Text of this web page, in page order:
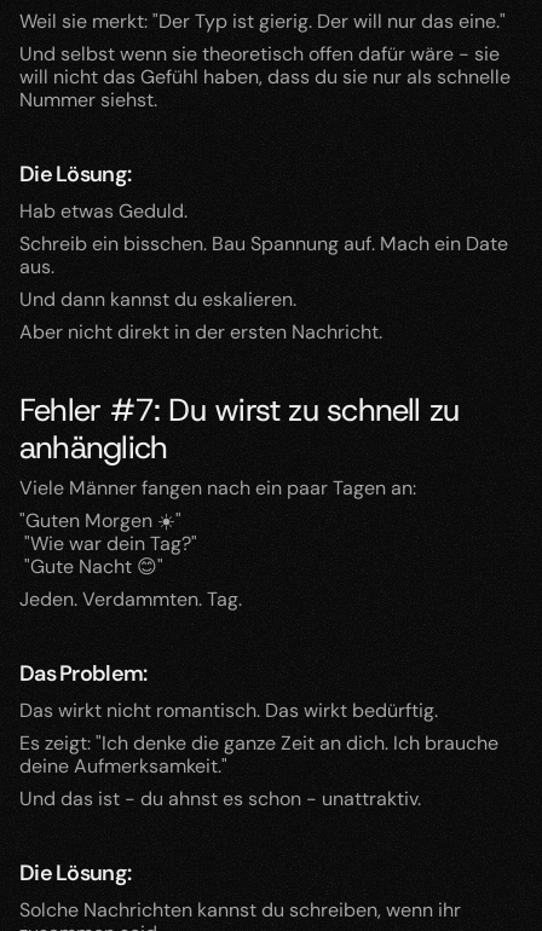
Weil sie merkt: "Der Typ ist gierig. Der will nur das eine."
Und selbst wenn sie theoretisch offen dafür wäre - sie
will nicht das Gefühl haben, dass du sie nur als schnelle
Nummer siehst.
Die Lösung:
Hab etwas Geduld.
Schreib ein bisschen. Bau Spannung auf. Mach ein Date
aus.
Und dann kannst du eskalieren.
Aber nicht direkt in der ersten Nachricht.
Fehler #7: Du wirst zu schnell zu
anhänglich
Viele Männer fangen nach ein paar Tagen an:
"Guten Morgen ☀️"
"Wie war dein Tag?"
"Gute Nacht 😊"
Jeden. Verdammten. Tag.
Das Problem:
Das wirkt nicht romantisch. Das wirkt bedürftig.
Es zeigt: "Ich denke die ganze Zeit an dich. Ich brauche
deine Aufmerksamkeit."
Und das ist - du ahnst es schon - unattraktiv.
Die Lösung:
Solche Nachrichten kannst du schreiben, wenn ihr